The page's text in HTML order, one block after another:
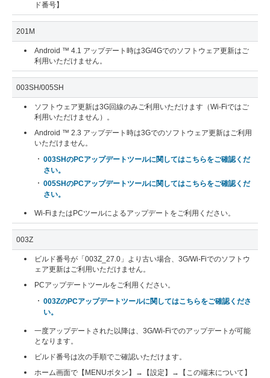
ド番号】
201M
Android ™ 4.1 アップデート時は3G/4Gでのソフトウェア更新はご
利用いただけません。
003SH/005SH
ソフトウェア更新は3G回線のみご利用いただけます（Wi-Fiではご
利用いただけません）。
Android ™ 2.3 アップデート時は3Gでのソフトウェア更新はご利用
いただけません。
003SHのPCアップデートツールに関してはこちらをご確認くだ
さい。
005SHのPCアップデートツールに関してはこちらをご確認くだ
さい。
Wi-FiまたはPCツールによるアップデートをご利用ください。
003Z
ビルド番号が「003Z_27.0」より古い場合、3G/Wi-Fiでのソフトウ
ェア更新はご利用いただけません。
PCアップデートツールをご利用ください。
003ZのPCアップデートツールに関してはこちらをご確認くださ
い。
一度アップデートされた以降は、3G/Wi-Fiでのアップデートが可能
となります。
ビルド番号は次の手順でご確認いただけます。
ホーム画面で【MENUボタン】→【設定】→【この端末について】